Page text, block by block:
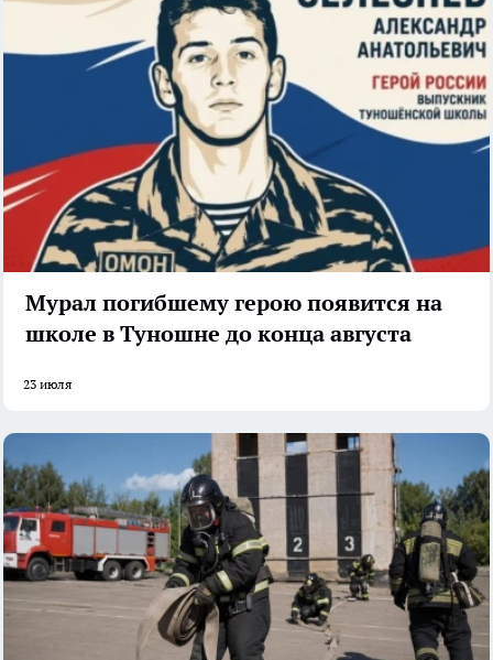
Мурал погибшему герою появится на
школе в Туношне до конца августа
23 июля